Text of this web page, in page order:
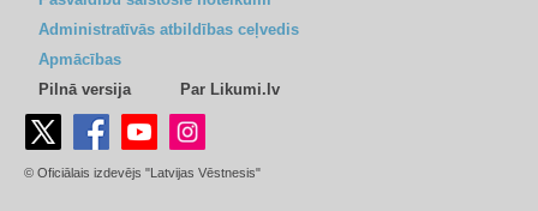
Administratīvās atbildības ceļvedis
Apmācības
Pilnā versija
Par Likumi.lv
© Oficiālais izdevējs "Latvijas Vēstnesis"